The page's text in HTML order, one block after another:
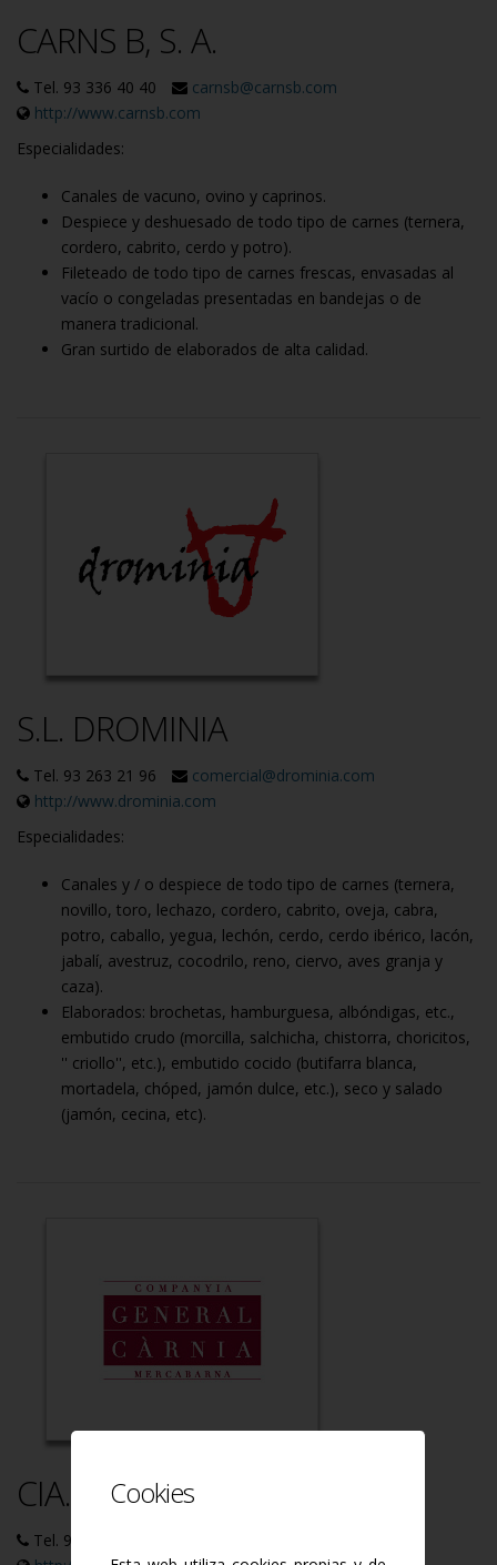
CARNS B, S. A.
Tel. 93 336 40 40
carnsb@carnsb.com
http://www.carnsb.com
Especialidades:
Canales de vacuno, ovino y caprinos.
Despiece y deshuesado de todo tipo de carnes (ternera,
cordero, cabrito, cerdo y potro).
Fileteado de todo tipo de carnes frescas, envasadas al
vacío o congeladas presentadas en bandejas o de
manera tradicional.
Gran surtido de elaborados de alta calidad.
S.L. DROMINIA
Tel. 93 263 21 96
comercial@drominia.com
http://www.drominia.com
Especialidades:
Canales y / o despiece de todo tipo de carnes (ternera,
novillo, toro, lechazo, cordero, cabrito, oveja, cabra,
potro, caballo, yegua, lechón, cerdo, cerdo ibérico, lacón,
jabalí, avestruz, cocodrilo, reno, ciervo, aves granja y
caza).
Elaborados: brochetas, hamburguesa, albóndigas, etc.,
embutido crudo (morcilla, salchicha, chistorra, choricitos,
'' criollo'', etc.), embutido cocido (butifarra blanca,
mortadela, chóped, jamón dulce, etc.), seco y salado
(jamón, cecina, etc).
CIA. GRAL. CÀRNIA
Tel. 93 556 48 00
Cookies